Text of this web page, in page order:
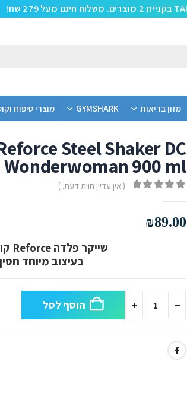
מזון בריאות GYMSHARK מוצרי טיפוח
Steel Shaker DC
Wonderwoman 900 ml
( אין עדיין חוות דעת. )
₪89.00
שייקר פלדה Reforce קולקציית DC -וונדרוומן 900 מ"ל
בעיצוב מיוחד
הוסף לסל